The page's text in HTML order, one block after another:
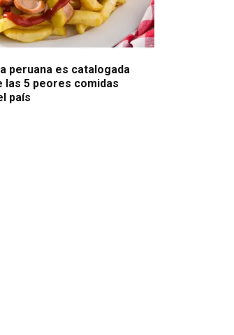
peruana es catalogada
las 5 peores comidas
país